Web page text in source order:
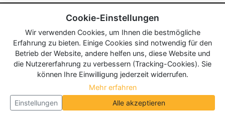
Cookie-Einstellungen
Wir verwenden Cookies, um Ihnen die bestmögliche
Erfahrung zu bieten. Einige Cookies sind notwendig für den
Betrieb der Website, andere helfen uns, diese Website und
die Nutzererfahrung zu verbessern (Tracking-Cookies). Sie
können Ihre Einwilligung jederzeit widerrufen.
Mehr erfahren
Einstellungen
Alle akzeptieren